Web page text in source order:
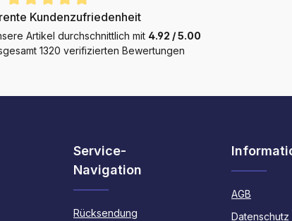
5 Sternen
Kundenzufriedenheit
Artikel durchschnittlich mit 4.92 / 5.00
1320 verifizierten Bewertungen
Service-
Navigation
Rücksendung
AGB
Datenschutz